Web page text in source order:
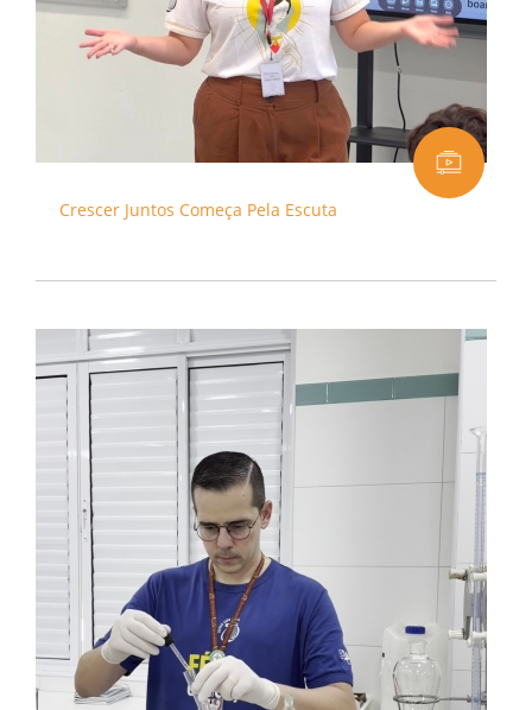
Crescer Juntos Começa Pela Escuta